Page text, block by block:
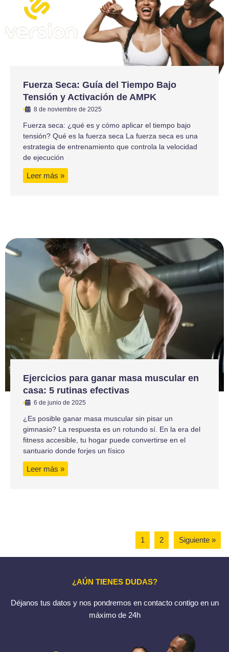
Fuerza Seca: Guía del Tiempo Bajo
Tensión y Activación de AMPK
• 8 de noviembre de 2025
Fuerza seca: ¿qué es y cómo aplicar el tiempo bajo
tensión? Qué es la fuerza seca La fuerza seca es una
estrategia de entrenamiento que controla la velocidad
de ejecución
Leer más »
Ejercicios para ganar masa muscular en
casa: 5 rutinas efectivas
• 6 de junio de 2025
¿Es posible ganar masa muscular sin pisar un
gimnasio? La respuesta es un rotundo sí. En la era del
fitness accesible, tu hogar puede convertirse en el
santuario donde forjes un físico
Leer más »
1 2 Siguiente »
¿AÚN TIENES DUDAS?
Déjanos tus datos y nos pondremos en contacto contigo en un
máximo de 24h